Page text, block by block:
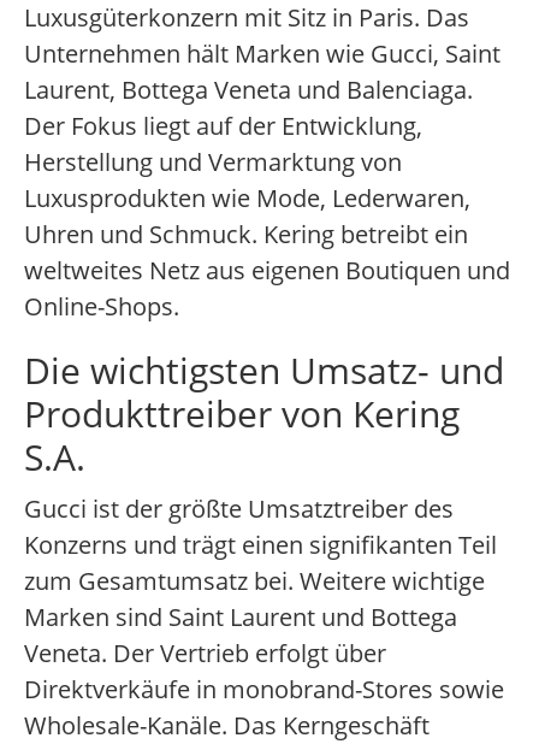
Luxusgüterkonzern mit Sitz in Paris. Das
Unternehmen hält Marken wie Gucci, Saint
Laurent, Bottega Veneta und Balenciaga.
Der Fokus liegt auf der Entwicklung,
Herstellung und Vermarktung von
Luxusprodukten wie Mode, Lederwaren,
Uhren und Schmuck. Kering betreibt ein
weltweites Netz aus eigenen Boutiquen und
Online-Shops.
Die wichtigsten Umsatz- und
Produkttreiber von Kering
S.A.
Gucci ist der größte Umsatztreiber des
Konzerns und trägt einen signifikanten Teil
zum Gesamtumsatz bei. Weitere wichtige
Marken sind Saint Laurent und Bottega
Veneta. Der Vertrieb erfolgt über
Direktverkäufe in monobrand-Stores sowie
Wholesale-Kanäle. Das Kerngeschäft